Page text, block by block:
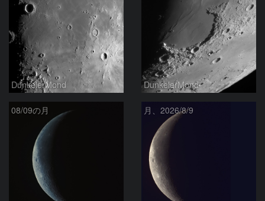
DunkelerMond DunkelerMond
08/09の月 月、2026/8/9